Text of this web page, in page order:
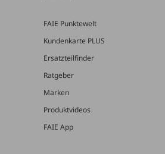
FAIE Punktewelt
Kundenkarte PLUS
Ersatzteilfinder
Ratgeber
Marken
Produktvideos
FAIE App